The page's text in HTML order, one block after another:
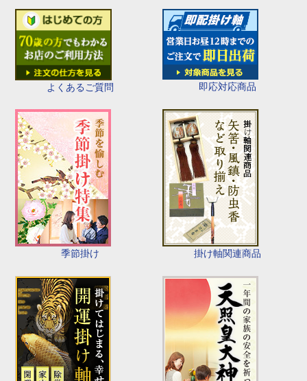
よくあるご質問 即応対応商品
季節掛け 掛け軸関連商品